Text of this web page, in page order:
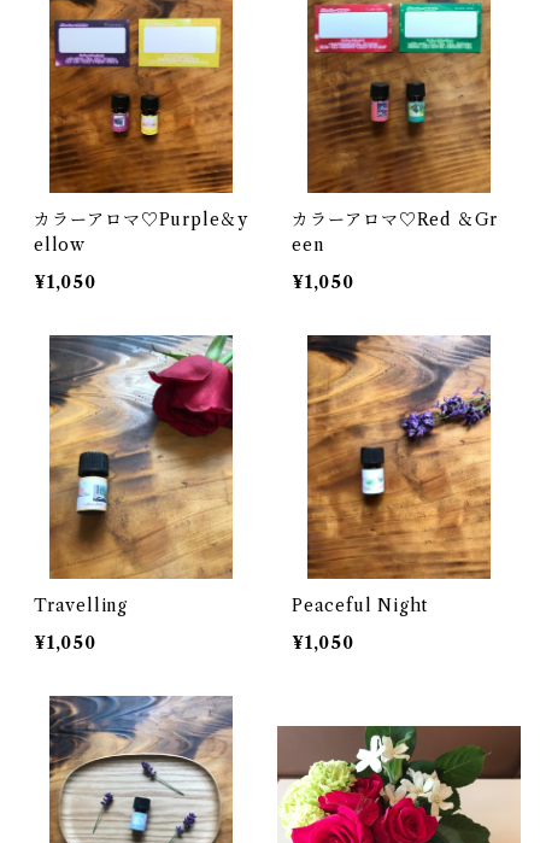
カラーアロマ♡Purple＆y
ellow
¥1,050
カラーアロマ♡Red ＆Gr
een
¥1,050
Travelling
¥1,050
Peaceful Night
¥1,050